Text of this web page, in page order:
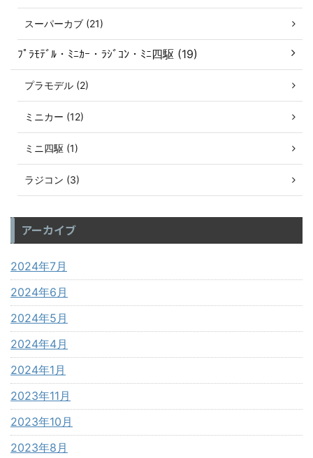
スーパーカブ (21)
ﾌﾟﾗﾓﾃﾞﾙ・ﾐﾆｶｰ・ﾗｼﾞｺﾝ・ﾐﾆ四駆 (19)
プラモデル (2)
ミニカー (12)
ミニ四駆 (1)
ラジコン (3)
アーカイブ
2024年7月
2024年6月
2024年5月
2024年4月
2024年1月
2023年11月
2023年10月
2023年8月